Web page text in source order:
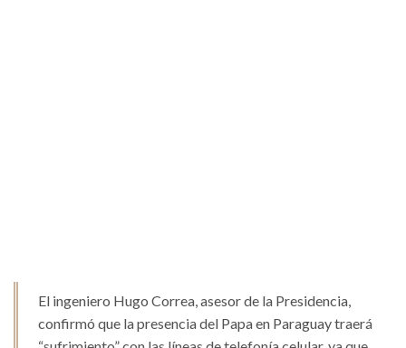
El ingeniero Hugo Correa, asesor de la Presidencia,
confirmó que la presencia del Papa en Paraguay traerá